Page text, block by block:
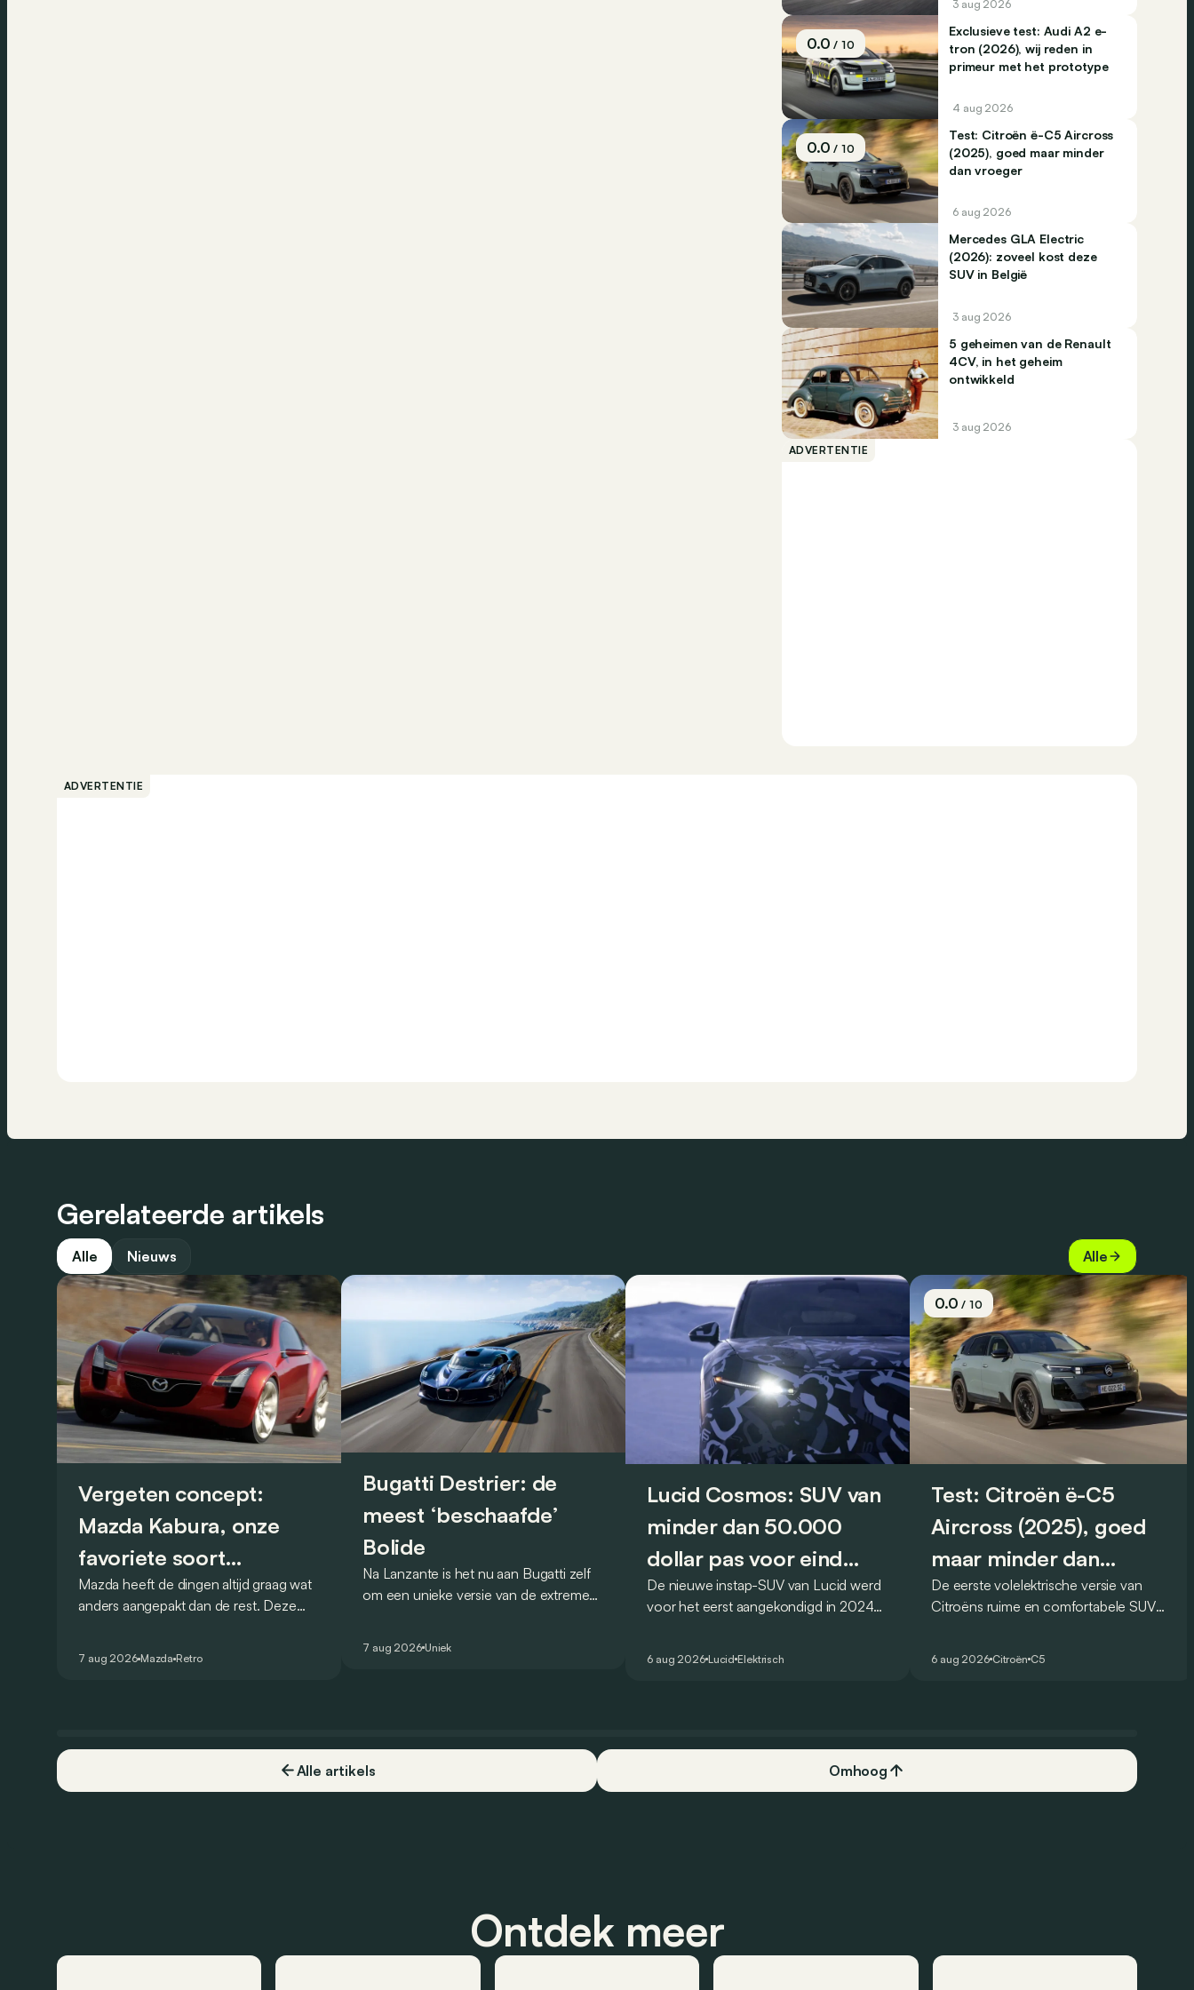
3 aug 2026
0.0/ 10
Exclusieve test: Audi A2 e-
tron (2026), wij reden in
primeur met het prototype
4 aug 2026
0.0/ 10
Test: Citroën ë-C5 Aircross
(2025), goed maar minder
dan vroeger
6 aug 2026
Mercedes GLA Electric
(2026): zoveel kost deze
SUV in België
3 aug 2026
5 geheimen van de Renault
4CV, in het geheim
ontwikkeld
3 aug 2026
ADVERTENTIE
ADVERTENTIE
Gerelateerde artikels
Alle Nieuws Alle
Vergeten concept:
Mazda Kabura, onze
favoriete soort
achterwielaandrijver
Mazda heeft de dingen altijd graag wat
anders aangepakt dan de rest. Deze
wijze.
7 aug 2026 Mazda Retro
Bugatti Destrier: de
meest ‘beschaafde’
Bolide
Na Lanzante is het nu aan Bugatti zelf
om een unieke versie van de extreme
openbare weg.
7 aug 2026 Uniek
Lucid Cosmos: SUV van
minder dan 50.000
dollar pas voor eind
2027
De nieuwe instap-SUV van Lucid werd
voor het eerst aangekondigd in 2024
constructeur vervoegen.
6 aug 2026 Lucid Elektrisch
0.0/ 10
Test: Citroën ë-C5
Aircross (2025), goed
maar minder dan
vroeger
De eerste volelektrische versie van
Citroëns ruime en comfortabele SUV
dat ook gelukt?
6 aug 2026 Citroën C5
Alle artikels Omhoog
Ontdek meer